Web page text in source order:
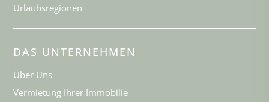
Urlaubsregionen
DAS UNTERNEHMEN
Über Uns
Vermietung Ihrer Immobilie